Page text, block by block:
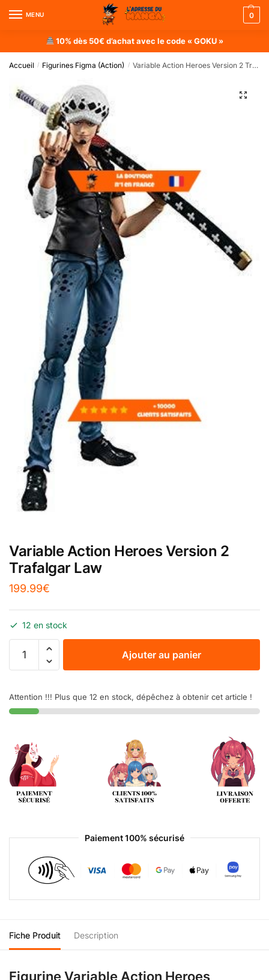
MENU 0
10% dès 50€ d’achat avec le code « GOKU »
Accueil / Figurines Figma (Action) / Variable Action Heroes Version 2 Trafalgar Law
Variable Action Heroes Version 2
Trafalgar Law
199.99€
12 en stock
Ajouter au panier
Attention !!! Plus que 12 en stock, dépêchez à obtenir cet article !
Paiement 100% sécurisé
Fiche Produit Description
Figurine Variable Action Heroes